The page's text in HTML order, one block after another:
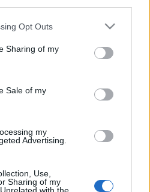
app uses one or more Google
behaviour. You may click to
and its third-party tags to
purposes in below Google
Opt Outs
Sharing of my
Sale of my
my
Advertising.
Use,
Sharing of my
jön az év legvidámabb
téren